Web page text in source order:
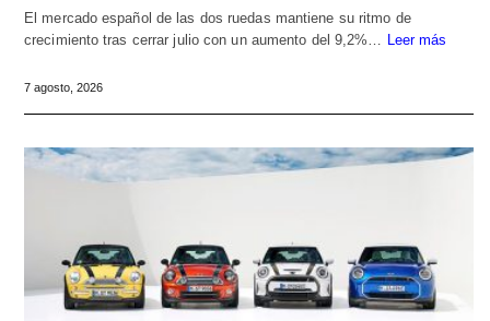
El mercado español de las dos ruedas mantiene su ritmo de
crecimiento tras cerrar julio con un aumento del 9,2%… Leer más
7 agosto, 2026